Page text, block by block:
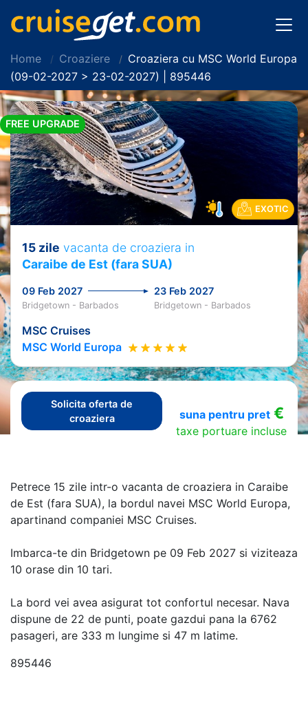
Home Croaziere
Croaziera cu MSC World Europa
(09-02-2027 > 23-02-2027) | 895446
FREE UPGRADE
EXOTIC
15 zile vacanta de croaziera in
Caraibe de Est (fara SUA)
09 Feb 2027 23 Feb 2027
Bridgetown - Barbados Bridgetown - Barbados
MSC Cruises
MSC World Europa
Solicita oferta de
croaziera
suna pentru pret€
taxe portuare incluse
Petrece 15 zile intr-o vacanta de croaziera in Caraibe
de Est (fara SUA), la bordul navei MSC World Europa,
apartinand companiei MSC Cruises.
Imbarca-te din Bridgetown pe 09 Feb 2027 si viziteaza
10 orase din 10 tari.
La bord vei avea asigurat tot confortul necesar. Nava
dispune de 22 de punti, poate gazdui pana la 6762
pasageri, are 333 m lungime si 47 m latime.
895446